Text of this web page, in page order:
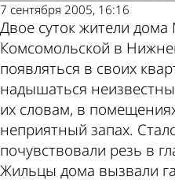
7 сентября 2005, 16:16
Двое суток жители
Комсомольской в
появляться в своих
надышаться
их словам, в
неприятный запах.
почувствовали резь в
Жильцы дома вызвали